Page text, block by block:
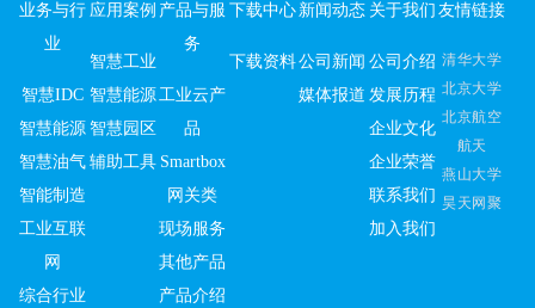
业务与行
业
智慧IDC
智慧能源
智慧油气
智能制造
工业互联
网
综合行业
应用案例
智慧工业
智慧能源
智慧园区
辅助工具
产品与服
务
工业云产
品
Smartbox
网关类
现场服务
其他产品
产品介绍
下载中心
下载资料
新闻动态
公司新闻
媒体报道
关于我们
公司介绍
发展历程
企业文化
企业荣誉
联系我们
加入我们
友情链接
清华大学
北京大学
北京航空
航天
燕山大学
昊天网聚